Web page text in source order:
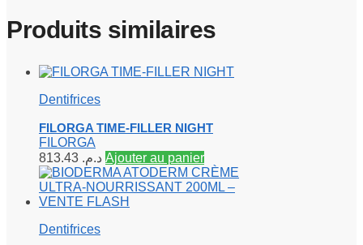
Produits similaires
Dentifrices
FILORGA TIME-FILLER NIGHT
FILORGA
د.م. Ajouter au panier
Dentifrices